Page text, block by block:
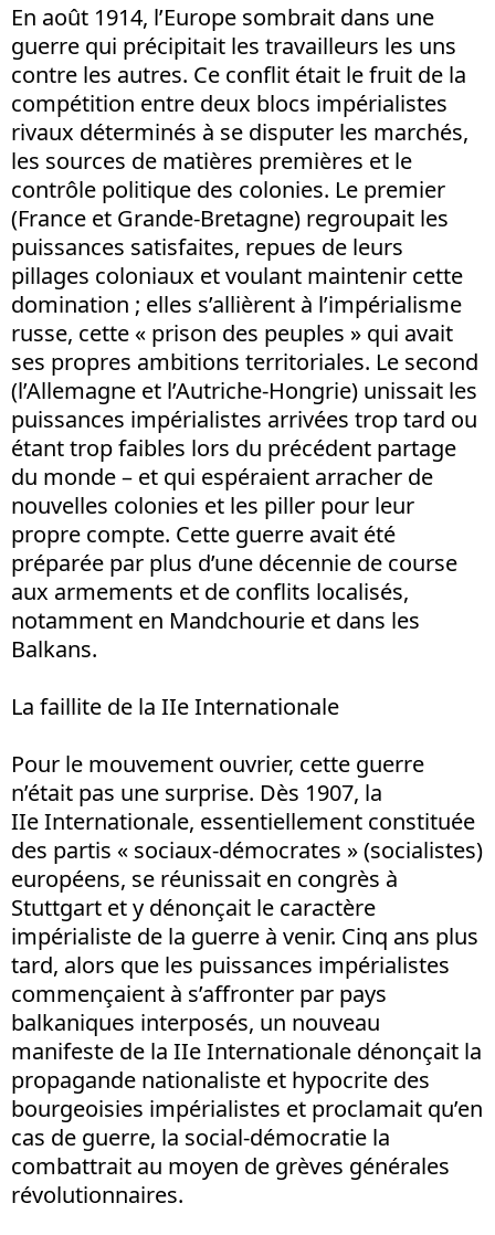
En août 1914, l’Europe sombrait dans une
guerre qui précipitait les travailleurs les uns
contre les autres. Ce conflit était le fruit de la
compétition entre deux blocs impérialistes
rivaux déterminés à se disputer les marchés,
les sources de matières premières et le
contrôle politique des colonies. Le premier
(France et Grande-Bretagne) regroupait les
puissances satisfaites, repues de leurs
pillages coloniaux et voulant maintenir cette
domination ; elles s’allièrent à l’impérialisme
russe, cette « prison des peuples » qui avait
ses propres ambitions territoriales. Le second
(l’Allemagne et l’Autriche-Hongrie) unissait les
puissances impérialistes arrivées trop tard ou
étant trop faibles lors du précédent partage
du monde – et qui espéraient arracher de
nouvelles colonies et les piller pour leur
propre compte. Cette guerre avait été
préparée par plus d’une décennie de course
aux armements et de conflits localisés,
notamment en Mandchourie et dans les
Balkans.
La faillite de la IIe Internationale
Pour le mouvement ouvrier, cette guerre
n’était pas une surprise. Dès 1907, la
IIe Internationale, essentiellement constituée
des partis « sociaux-démocrates » (socialistes)
européens, se réunissait en congrès à
Stuttgart et y dénonçait le caractère
impérialiste de la guerre à venir. Cinq ans plus
tard, alors que les puissances impérialistes
commençaient à s’affronter par pays
balkaniques interposés, un nouveau
manifeste de la IIe Internationale dénonçait la
propagande nationaliste et hypocrite des
bourgeoisies impérialistes et proclamait qu’en
cas de guerre, la social-démocratie la
combattrait au moyen de grèves générales
révolutionnaires.